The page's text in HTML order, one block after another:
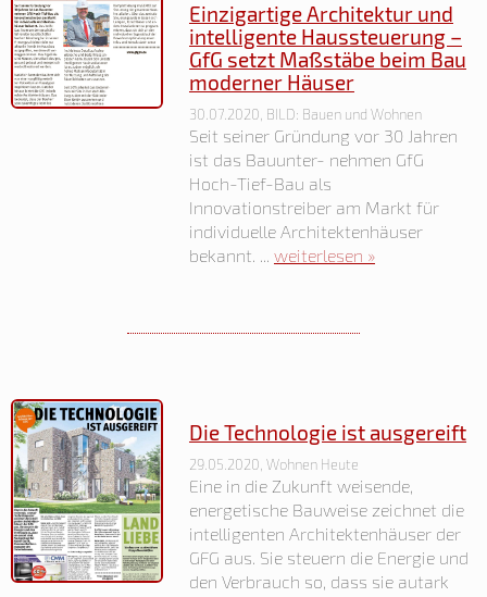
Einzigartige Architektur und
intelligente Haussteuerung –
GfG setzt Maßstäbe beim Bau
moderner Häuser
30.07.2020, BILD: Bauen und Wohnen
Seit seiner Gründung vor 30 Jahren
ist das Bauunter- nehmen GfG
Hoch-Tief-Bau als
Innovationstreiber am Markt für
individuelle Architektenhäuser
bekannt. ... weiterlesen »
Die Technologie ist ausgereift
29.05.2020, Wohnen Heute
Eine in die Zukunft weisende,
energetische Bauweise zeichnet die
intelligenten Architektenhäuser der
GFG aus. Sie steuern die Energie und
den Verbrauch so, dass sie autark